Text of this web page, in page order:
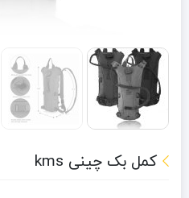
کمل بک چینی kms